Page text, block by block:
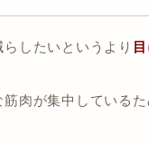
したいというより
筋肉が集中している